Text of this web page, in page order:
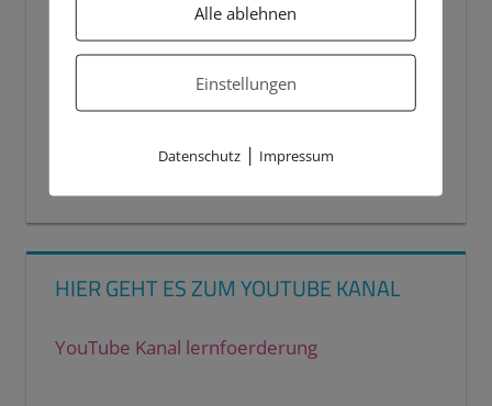
HIER GEHT ES ZUM YOUTUBE KANAL
YouTube Kanal lernfoerderung
Alle ablehnen
Einstellungen
Datenschutz| Impressum